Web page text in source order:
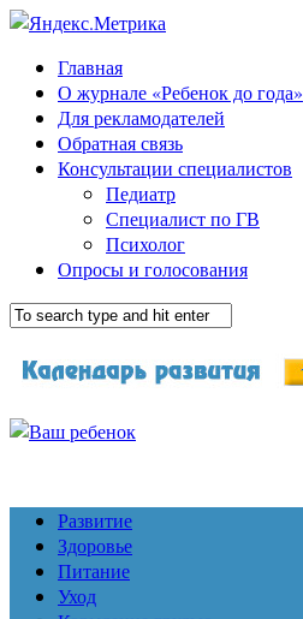
Главная
О журнале «Ребенок до года»
Для рекламодателей
Обратная связь
Консультации специалистов
Педиатр
Специалист по ГВ
Психолог
Опросы и голосования
Развитие
Здоровье
Питание
Уход